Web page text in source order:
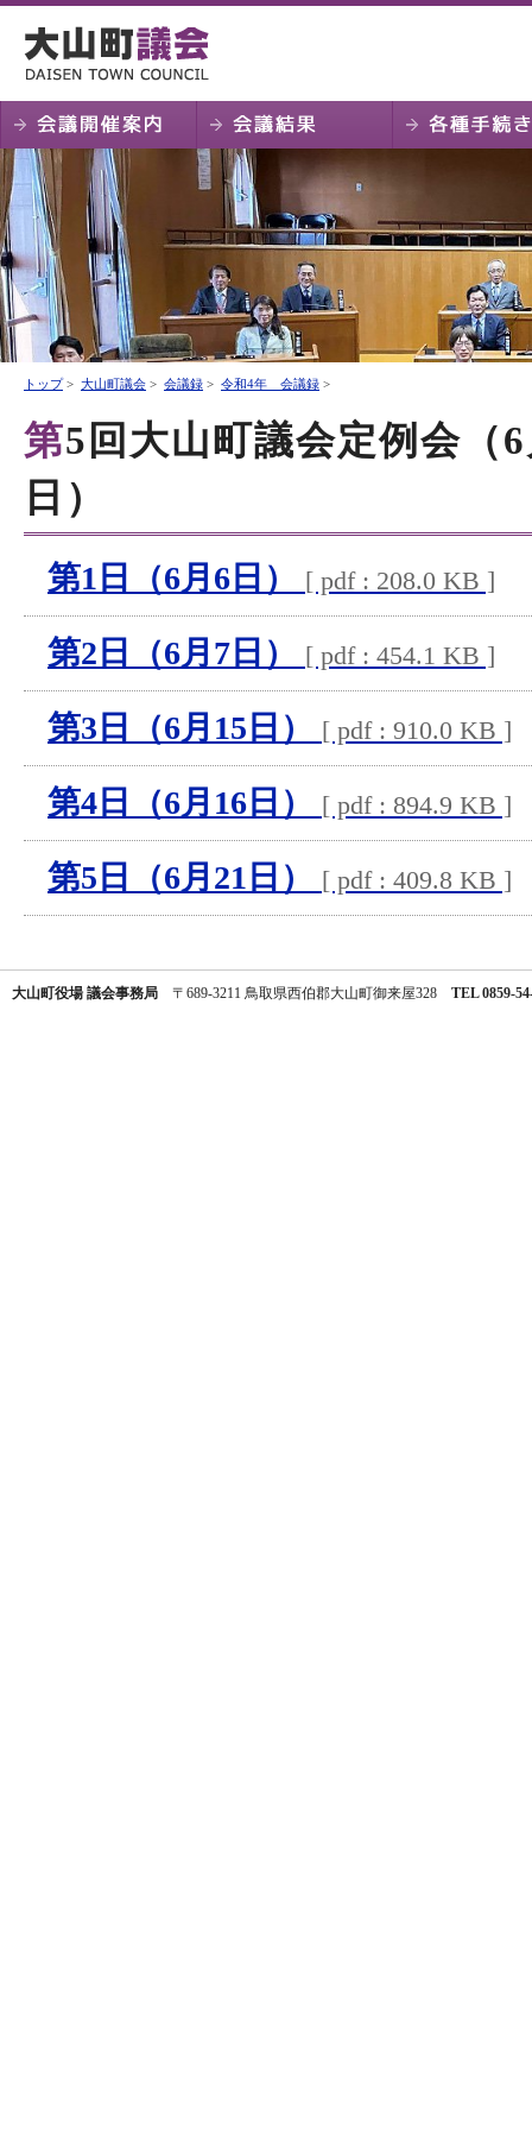
トップ> 大山町議会 > 会議録 > 令和4年 会議録 >
第5回大山町議会定例会（6月6日～6月21
日）
第1日（6月6日） [ pdf : 208.0 KB ]
第2日（6月7日） [ pdf : 454.1 KB ]
第3日（6月15日） [ pdf : 910.0 KB ]
第4日（6月16日） [ pdf : 894.9 KB ]
第5日（6月21日） [ pdf : 409.8 KB ]
大山町役場 議会事務局 〒689-3211 鳥取県西伯郡大山町御来屋328 TEL 0859-